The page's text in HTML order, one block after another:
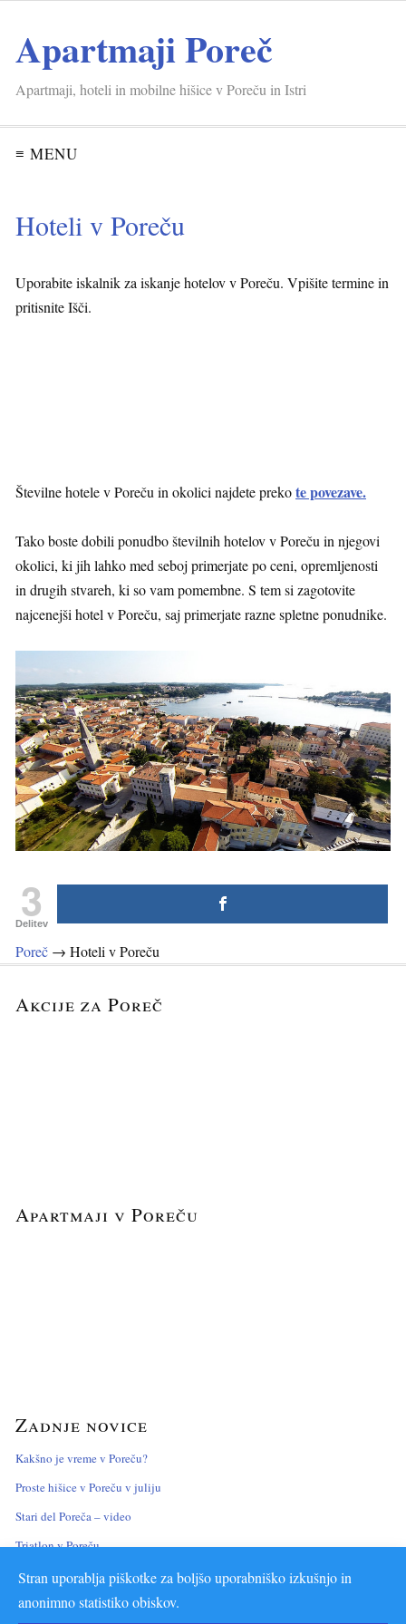
Apartmaji Poreč
Apartmaji, hoteli in mobilne hišice v Poreču in Istri
≡ MENU
Hoteli v Poreču
Uporabite iskalnik za iskanje hotelov v Poreču. Vpišite termine in
pritisnite Išči.
Številne hotele v Poreču in okolici najdete prekote povezave.
Tako boste dobili ponudbo številnih hotelov v Poreču in njegovi
okolici, ki jih lahko med seboj primerjate po ceni, opremljenosti
in drugih stvareh, ki so vam pomembne. S tem si zagotovite
najcenejši hotel v Poreču, saj primerjate razne spletne ponudnike.
3
Delitev
Poreč → Hoteli v Poreču
Akcije za Poreč
Apartmaji v Poreču
Zadnje novice
Kakšno je vreme v Poreču?
Proste hišice v Poreču v juliju
Stari del Poreča – video
Triatlon v Poreču
Apartmaji Vila Marinela
Stran uporablja piškotke za boljšo uporabniško izkušnjo in
anonimno statistiko obiskov.